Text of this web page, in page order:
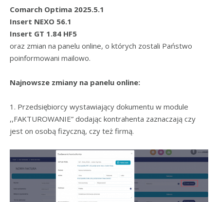
Comarch Optima 2025.5.1
Insert NEXO 56.1
Insert GT 1.84 HF5
oraz zmian na panelu online, o których zostali Państwo
poinformowani mailowo.
Najnowsze zmiany na panelu online:
1. Przedsiębiorcy wystawiający dokumentu w module
,,FAKTUROWANIE” dodając kontrahenta zaznaczają czy
jest on osobą fizyczną, czy też firmą.